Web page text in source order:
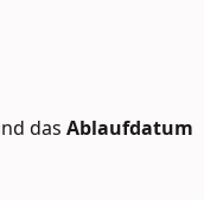
das Ablaufdatum